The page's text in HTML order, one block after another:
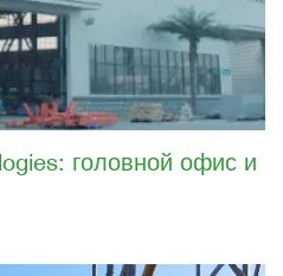
головной офис и